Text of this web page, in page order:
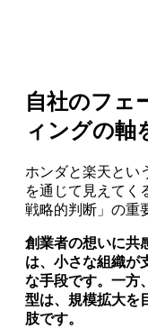
自社のフェ
ィングの軸
ホンダと楽天とい
を通じて見えてく
戦略的判断」の重
創業者の想いに共
は、小さな組織が
な手段です。一方
型は、規模拡大を
肢です。